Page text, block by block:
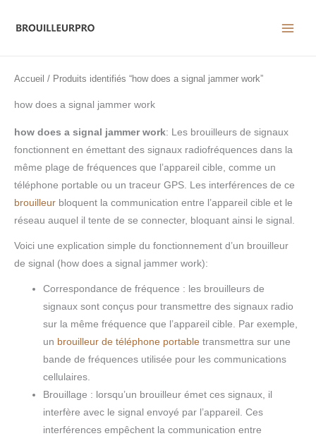
Accueil / Produits identifiés “how does a signal jammer work”
how does a signal jammer work
how does a signal jammer work: Les brouilleurs de signaux
fonctionnent en émettant des signaux radiofréquences dans la
même plage de fréquences que l’appareil cible, comme un
téléphone portable ou un traceur GPS. Les interférences de ce
brouilleur bloquent la communication entre l’appareil cible et le
réseau auquel il tente de se connecter, bloquant ainsi le signal.
Voici une explication simple du fonctionnement d’un brouilleur
de signal (how does a signal jammer work):
Correspondance de fréquence : les brouilleurs de
signaux sont conçus pour transmettre des signaux radio
sur la même fréquence que l’appareil cible. Par exemple,
un brouilleur de téléphone portable transmettra sur une
bande de fréquences utilisée pour les communications
cellulaires.
Brouillage : lorsqu’un brouilleur émet ces signaux, il
interfère avec le signal envoyé par l’appareil. Ces
interférences empêchent la communication entre